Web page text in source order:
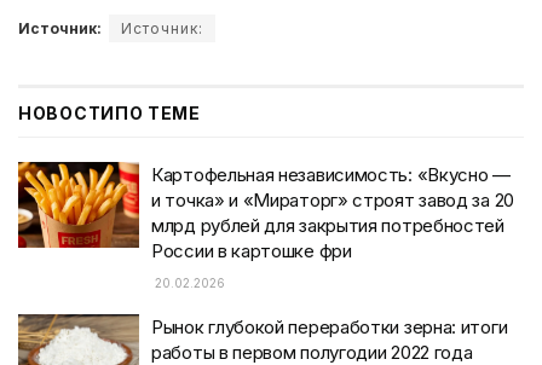
Источник: Источник:
НОВОСТИПО ТЕМЕ
Картофельная независимость: «Вкусно —
и точка» и «Мираторг» строят завод за 20
млрд рублей для закрытия потребностей
России в картошке фри
20.02.2026
Рынок глубокой переработки зерна: итоги
работы в первом полугодии 2022 года